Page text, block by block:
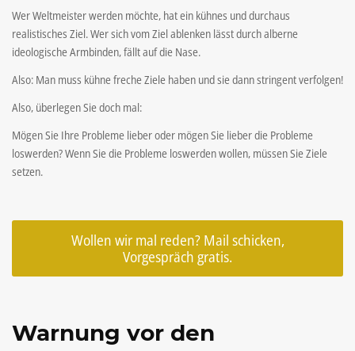
Wer Weltmeister werden möchte, hat ein kühnes und durchaus
realistisches Ziel. Wer sich vom Ziel ablenken lässt durch alberne
ideologische Armbinden, fällt auf die Nase.
Also: Man muss kühne freche Ziele haben und sie dann stringent verfolgen!
Also, überlegen Sie doch mal:
Mögen Sie Ihre Probleme lieber oder mögen Sie lieber die Probleme
loswerden? Wenn Sie die Probleme loswerden wollen, müssen Sie Ziele
setzen.
Wollen wir mal reden? Mail schicken,
Vorgespräch gratis.
Warnung vor den